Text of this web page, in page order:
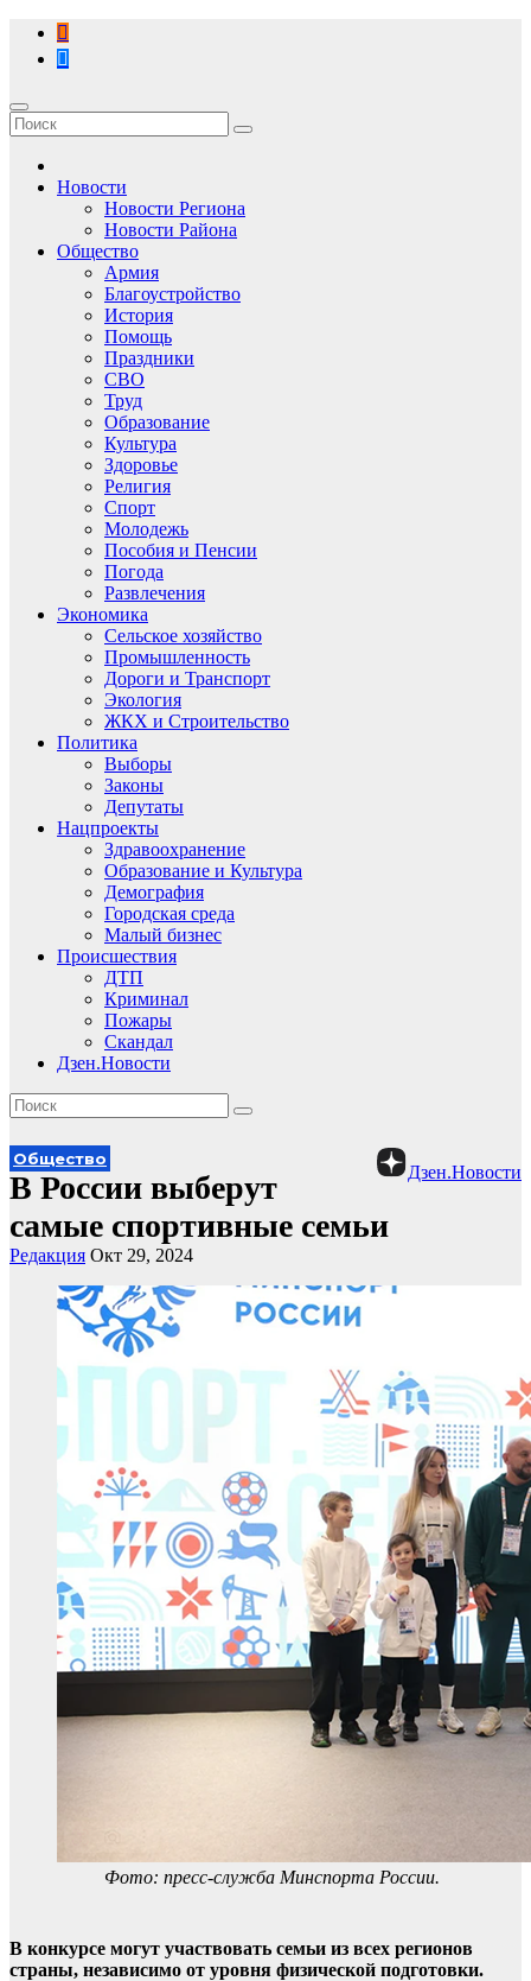
Перейти
содержимому
Новости
Новости Региона
Новости Района
Общество
Армия
Благоустройство
История
Помощь
Праздники
СВО
Труд
Образование
Культура
Здоровье
Религия
Спорт
Молодежь
Пособия и Пенсии
Погода
Развлечения
Экономика
Сельское хозяйство
Промышленность
Дороги и Транспорт
Экология
ЖКХ и Строительство
Политика
Выборы
Законы
Депутаты
Нацпроекты
Здравоохранение
Образование и Культура
Демография
Городская среда
Малый бизнес
Происшествия
ДТП
Криминал
Пожары
Скандал
Дзен.Новости
Дзен.Новости
Общество
В России выберут
самые спортивные семьи
Редакция Окт 29, 2024
Фото: пресс-служба Минспорта России.
В конкурсе могут участвовать семьи из всех регионов
страны, независимо от уровня физической подготовки.